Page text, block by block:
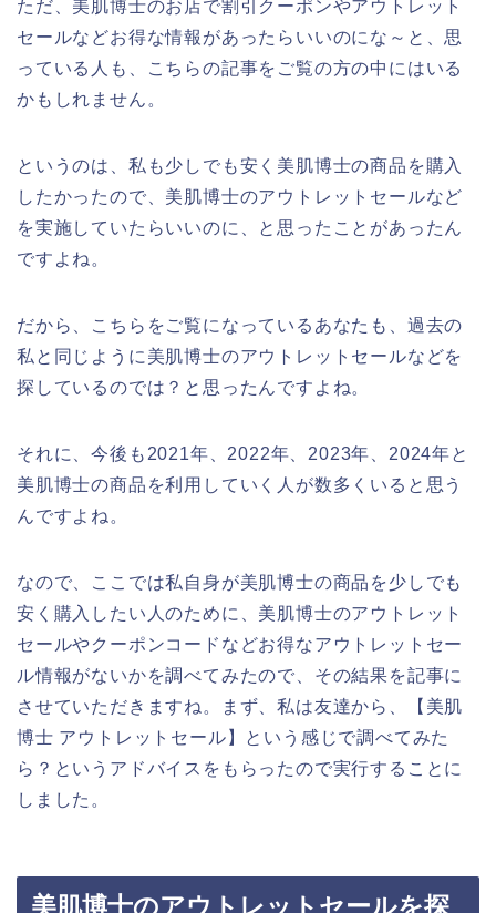
ただ、美肌博士のお店で割引クーポンやアウトレット
セールなどお得な情報があったらいいのにな～と、思
っている人も、こちらの記事をご覧の方の中にはいる
かもしれません。
というのは、私も少しでも安く美肌博士の商品を購入
したかったので、美肌博士のアウトレットセールなど
を実施していたらいいのに、と思ったことがあったん
ですよね。
だから、こちらをご覧になっているあなたも、過去の
私と同じように美肌博士のアウトレットセールなどを
探しているのでは？と思ったんですよね。
それに、今後も2021年、2022年、2023年、2024年と
美肌博士の商品を利用していく人が数多くいると思う
んですよね。
なので、ここでは私自身が美肌博士の商品を少しでも
安く購入したい人のために、美肌博士のアウトレット
セールやクーポンコードなどお得なアウトレットセー
ル情報がないかを調べてみたので、その結果を記事に
させていただきますね。まず、私は友達から、【美肌
博士 アウトレットセール】という感じで調べてみた
ら？というアドバイスをもらったので実行することに
しました。
美肌博士のアウトレットセールを探